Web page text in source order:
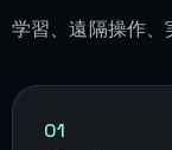
学習、遠隔操作
01